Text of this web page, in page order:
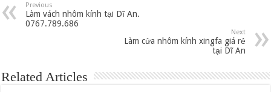
Previous
Làm vách nhôm kính tại Dĩ An.
0767.789.686
Next
Làm cửa nhôm kính xingfa giá rẻ
tại Dĩ An
Related Articles